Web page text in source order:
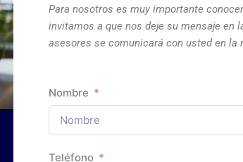
Para nosotros es muy importante
invitamos a que nos deje su mensaje en
asesores se comunicará con usted en
Nombre
Teléfono